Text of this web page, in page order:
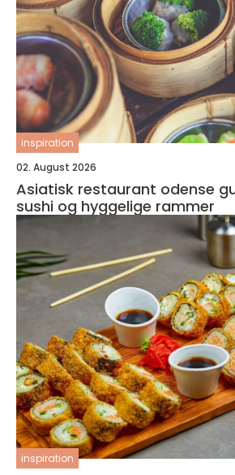
inspiration
02. August 2026
Asiatisk restaurant odense guide til buffet,
sushi og hyggelige rammer
inspiration